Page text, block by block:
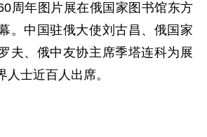
周年图片展在俄国家图书馆东方
。中国驻俄大使刘古昌、俄国家
夫、俄中友协主席季塔连科为展
人士近百人出席。